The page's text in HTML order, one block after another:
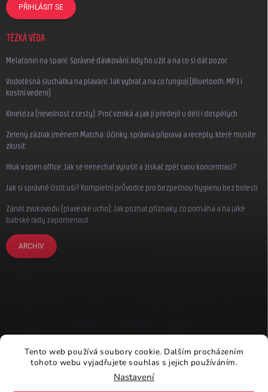
Tento web používá soubory cookie. Dalším procházením
tohoto webu vyjadřujete souhlas s jejich používáním.
Nastavení
PŘIHLÁSIT SE
TĚŽKÁ VĚDA
Melatonin na spaní: Správné dávkování, kdy ho užít a na co si dát pozor
Vodotěsná sluchátka na plavání: Jak vybrat a na co fungují (Bluetooth, MP3 i
kostní vedení)
Kinetóza (nevolnost z cesty): Proč vzniká a jak jí předejít u dětí i dospělých
Zelený zázrak jménem Matcha: Účinky, správná příprava a recepty, které musíte
zkusit
Hluk v open office: Jak se nenechat vyrušit a získat zpět svou koncentraci?
Jak si správně čistit uši? Kompletní průvodce pro bezpečnou hygienu bez bolesti
Zánět zvukovodu (plavecké ucho): Jak poznat příznaky, co pomáhá a na jaké
babské rady zapomenout
ARCHIV